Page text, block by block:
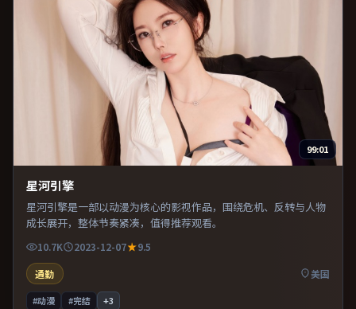
99:01
星河引擎
星河引擎是一部以动漫为核心的影视作品，围绕危机、反转与人物
成长展开，整体节奏紧凑，值得推荐观看。
10.7K 2023-12-07
9.5
通勤
美国
#动漫 #完结 +3